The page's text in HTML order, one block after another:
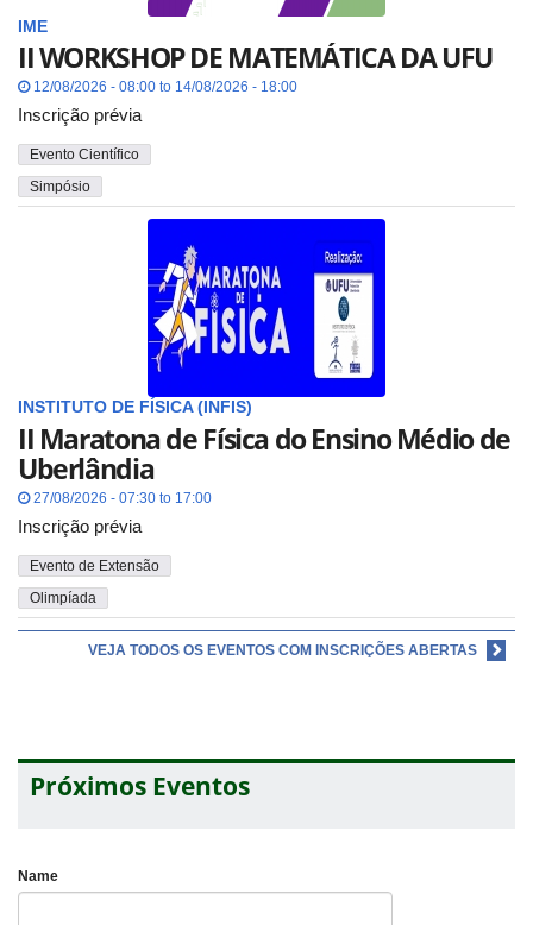
IME
II WORKSHOP DE MATEMÁTICA DA UFU
12/08/2026 - 08:00 to 14/08/2026 - 18:00
Inscrição prévia
Evento Científico
Simpósio
INSTITUTO DE FÍSICA (INFIS)
II Maratona de Física do Ensino Médio de
Uberlândia
27/08/2026 - 07:30 to 17:00
Inscrição prévia
Evento de Extensão
Olimpíada
VEJA TODOS OS EVENTOS COM INSCRIÇÕES ABERTAS
Próximos Eventos
Name